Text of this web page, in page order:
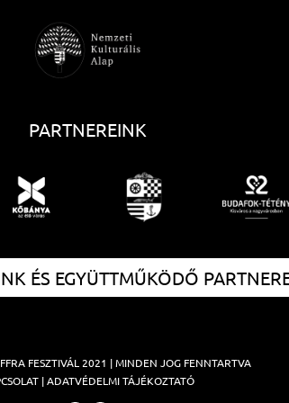
PARTNEREINK
ÉS EGYÜTTMŰKÖDŐ
FESZTIVÁL 2021 | MINDEN JOG FENNTARTVA
|ADATVÉDELMI TÁJÉKOZTATÓ